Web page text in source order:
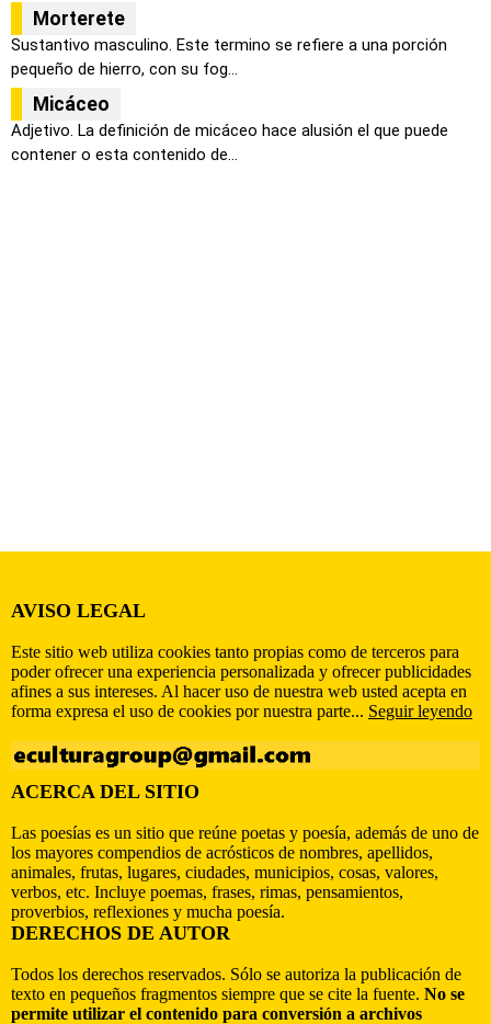
Morterete
Sustantivo masculino. Este termino se refiere a una porción
pequeño de hierro, con su fog...
Micáceo
Adjetivo. La definición de micáceo hace alusión el que puede
contener o esta contenido de...
AVISO LEGAL
Este sitio web utiliza cookies tanto propias como de terceros para
poder ofrecer una experiencia personalizada y ofrecer publicidades
afines a sus intereses. Al hacer uso de nuestra web usted acepta en
forma expresa el uso de cookies por nuestra parte... Seguir leyendo
ACERCA DEL SITIO
Las poesías es un sitio que reúne poetas y poesía, además de uno de
los mayores compendios de acrósticos de nombres, apellidos,
animales, frutas, lugares, ciudades, municipios, cosas, valores,
verbos, etc. Incluye poemas, frases, rimas, pensamientos,
proverbios, reflexiones y mucha poesía.
DERECHOS DE AUTOR
Todos los derechos reservados. Sólo se autoriza la publicación de
texto en pequeños fragmentos siempre que se cite la fuente. No se
permite utilizar el contenido para conversión a archivos